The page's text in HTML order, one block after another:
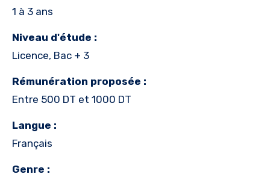
1 à 3 ans
Niveau d'étude :
Licence, Bac + 3
Rémunération proposée :
Entre 500 DT et 1000 DT
Langue :
Français
Genre :